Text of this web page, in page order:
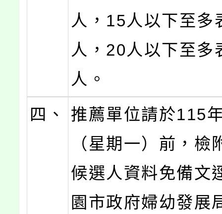
人，15人以下至多
人，20人以下至多
人。
四、
推薦單位請於115
（星期一）前，檢
候選人資料免備文
園市政府婦幼發展